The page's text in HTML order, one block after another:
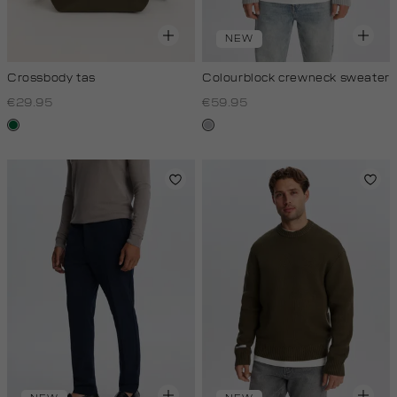
Crossbody tas
€29.95
donkergroen
NEW
Colourblock crewneck sweater
€59.95
lichtgrijs